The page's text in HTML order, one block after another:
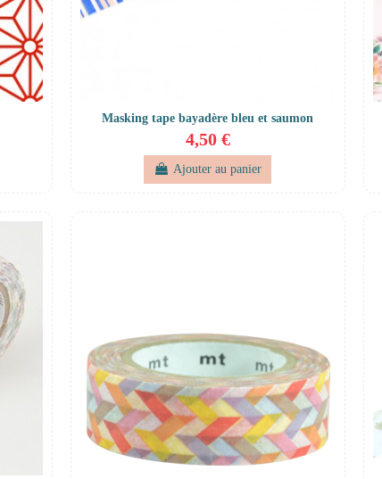
Masking tape bayadère bleu et saumon
4,50 €
Ajouter au panier